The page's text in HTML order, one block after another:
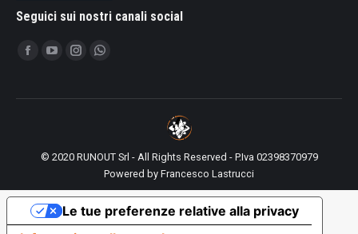
Seguici sui nostri canali social
Ci puoi trovare su:
Facebook
opens
window
YouTube
opens
window
Instagram
opens
window
Whatsapp
opens
window
© 2020 RUNOUT Srl - All Rights Reserved - P.Iva 02398370979
Powered by Francesco Lastrucci
Le tue preferenze relative alla privacy